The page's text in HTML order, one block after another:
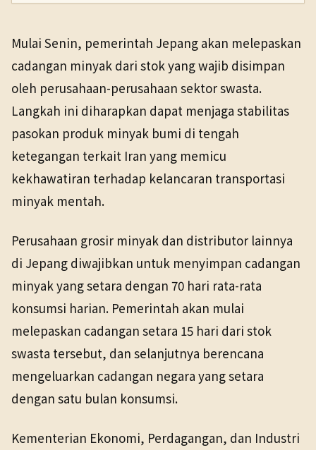
TANGGAL SUMBER
16 Mar 2026
Pranala sumber asli tidak lagi tersedia. Buka arsip
Mulai Senin, pemerintah Jepang akan melepaskan
cadangan minyak dari stok yang wajib disimpan
oleh perusahaan-perusahaan sektor swasta.
Langkah ini diharapkan dapat menjaga stabilitas
pasokan produk minyak bumi di tengah
ketegangan terkait Iran yang memicu
kekhawatiran terhadap kelancaran transportasi
minyak mentah.
Perusahaan grosir minyak dan distributor lainnya
di Jepang diwajibkan untuk menyimpan cadangan
minyak yang setara dengan 70 hari rata-rata
konsumsi harian. Pemerintah akan mulai
melepaskan cadangan setara 15 hari dari stok
swasta tersebut, dan selanjutnya berencana
mengeluarkan cadangan negara yang setara
dengan satu bulan konsumsi.
Kementerian Ekonomi, Perdagangan, dan Industri